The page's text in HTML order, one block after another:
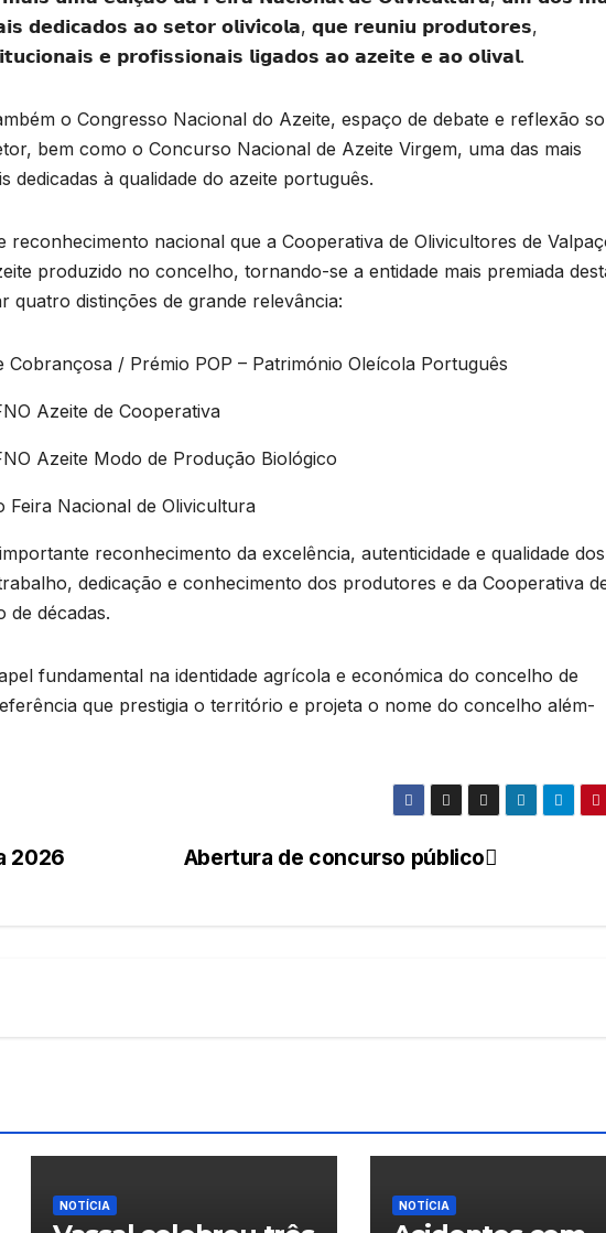
𝗱𝗲𝗱𝗶𝗰𝗮𝗱𝗼𝘀 𝗮𝗼 𝘀𝗲𝘁𝗼𝗿 𝗼𝗹𝗶𝘃𝗶́𝗰𝗼𝗹𝗮, 𝗾𝘂𝗲 𝗿𝗲𝘂𝗻𝗶𝘂 𝗽𝗿𝗼𝗱𝘂𝘁𝗼𝗿𝗲𝘀,
𝗲 𝗽𝗿𝗼𝗳𝗶𝘀𝘀𝗶𝗼𝗻𝗮𝗶𝘀 𝗹𝗶𝗴𝗮𝗱𝗼𝘀 𝗮𝗼 𝗮𝘇𝗲𝗶𝘁𝗲 𝗲 𝗮𝗼 𝗼𝗹𝗶𝘃𝗮𝗹.
o Congresso Nacional do Azeite, espaço de debate e reflexão
bem como o Concurso Nacional de Azeite Virgem, uma das mais
dedicadas à qualidade do azeite português.
reconhecimento nacional que a Cooperativa de Olivicultores de
produzido no concelho, tornando-se a entidade mais premiada
quatro distinções de grande relevância:
Cobrançosa / Prémio POP – Património Oleícola Português
Azeite de Cooperativa
Azeite Modo de Produção Biológico
Feira Nacional de Olivicultura
reconhecimento da excelência, autenticidade e qualidade dos
dedicação e conhecimento dos produtores e da Cooperativa
de décadas.
fundamental na identidade agrícola e económica do concelho de
que prestigia o território e projeta o nome do concelho além-
Abertura de concurso público
2026
NOTÍCIA NOTÍCIA